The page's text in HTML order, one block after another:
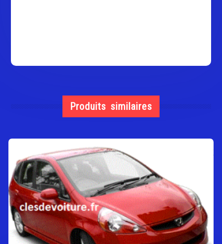
Produits similaires